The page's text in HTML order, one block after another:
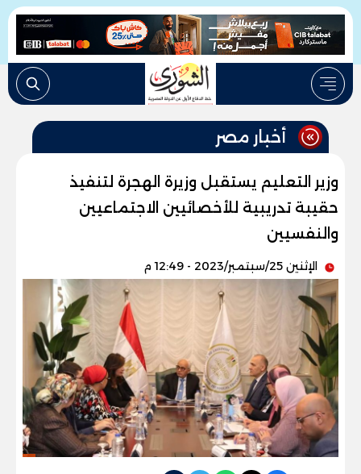
أخبار مصر
وزير التعليم يستقبل وزيرة الهجرة لتنفيذ
حقيبة تدريبية للأخصائيين الاجتماعيين
والنفسيين
الإثنين 25/سبتمبر/2023 - 12:49 م